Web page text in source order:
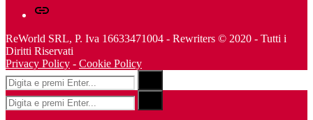
Telegram
ReWorld SRL, P. Iva 16633471004 - Rewriters © 2020 - Tutti i
Diritti Riservati
Privacy Policy - Cookie Policy
Risultati
per:
Risultati
per: